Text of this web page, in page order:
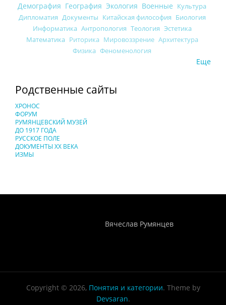
Демография География Экология Военные Культура
Дипломатия Документы Китайская философия Биология
Информатика Антропология Теология Эстетика
Математика Риторика Мировоззрение Архитектура
Физика Феноменология
Еще
Родственные сайты
ХРОНОС
ФОРУМ
РУМЯНЦЕВСКИЙ МУЗЕЙ
ДО 1917 ГОДА
РУССКОЕ ПОЛЕ
ДОКУМЕНТЫ XX ВЕКА
ИЗМЫ
Вячеслав Румянцев
Copyright © 2026, Понятия и категории. Theme by
Devsaran.